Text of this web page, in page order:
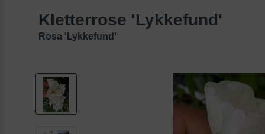
Kletterrose 'Lykkefund'
Rosa 'Lykkefund'